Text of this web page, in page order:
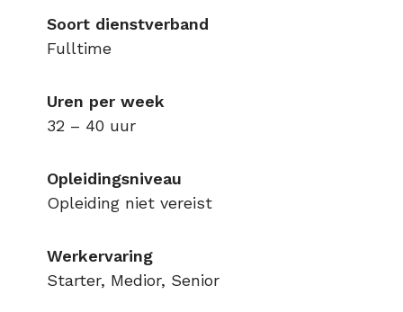
Soort dienstverband
Fulltime
Uren per week
32 – 40 uur
Opleidingsniveau
Opleiding niet vereist
Werkervaring
Starter, Medior, Senior